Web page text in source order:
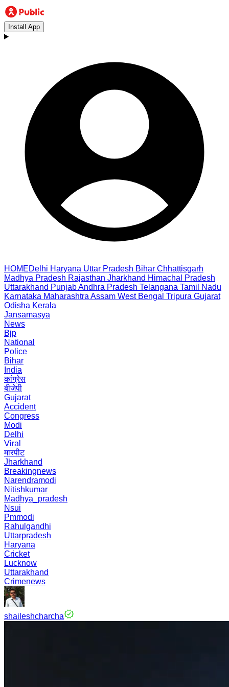
Install App
HOMEDelhi Haryana Uttar Pradesh Bihar Chhattisgarh
Madhya Pradesh Rajasthan Jharkhand Himachal Pradesh
Uttarakhand PunjabAndhra Pradesh Telangana Tamil Nadu
Karnataka Maharashtra Assam West Bengal Tripura Gujarat
Odisha Kerala
Jansamasya
News
Bjp
National
Police
Bihar
India
कांग्रेस
बीजेपी
Gujarat
Accident
Congress
Modi
Delhi
Viral
मारपीट
Jharkhand
Breakingnews
Narendramodi
Nitishkumar
Madhya_pradesh
Nsui
Pmmodi
Rahulgandhi
Uttarpradesh
Haryana
Cricket
Lucknow
Uttarakhand
Crimenews
shaileshcharcha